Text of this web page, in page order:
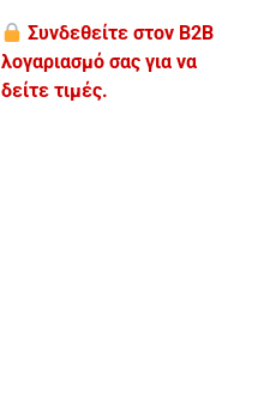
Συνδεθείτε στον B2B
λογαριασμό σας για να
δείτε τιμές.